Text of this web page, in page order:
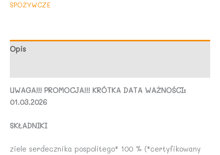
DARY
SPOŻYWCZE
Opis
UWAGA!!! PROMOCJA!!! KRÓTKA DATA WAŻNOŚCI:
01.03.2026
SKŁADNIKI
ziele serdecznika pospolitego* 100 % (*certyfikowany